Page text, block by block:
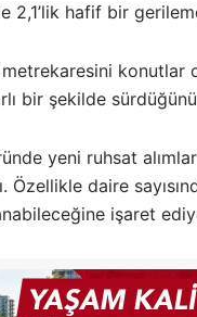
2,1’lik hafif bir
metrekaresini
bir şekilde sürdüğünü
yeni ruhsat
daire
işaret